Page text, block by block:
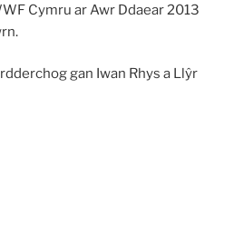
Cymru ar Awr Ddaear 2013
gan Iwan Rhys a Llŷr